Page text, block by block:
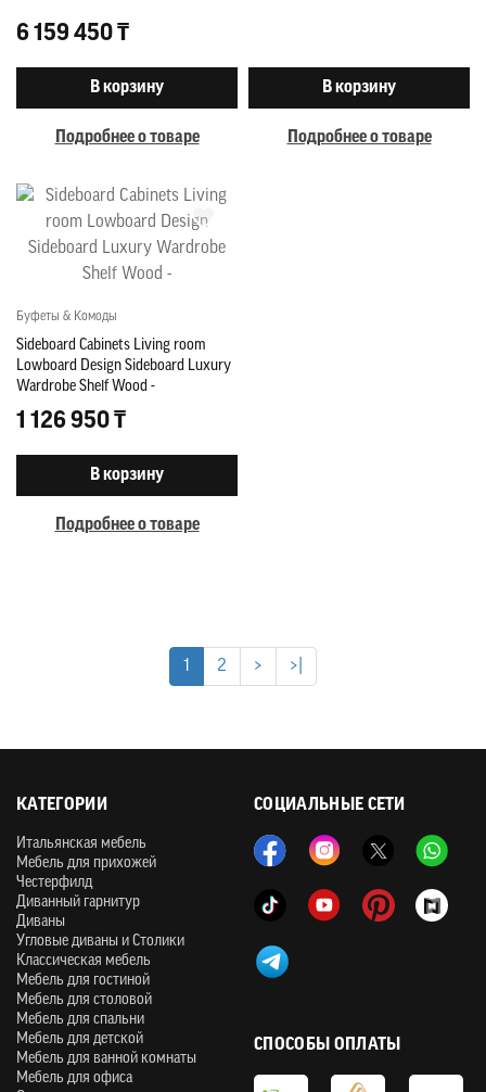
6 159 450 ₸
В корзину
Подробнее о товаре
В корзину
Подробнее о товаре
Буфеты & Комоды
Sideboard Cabinets Living room
Lowboard Design Sideboard Luxury
Wardrobe Shelf Wood -
1 126 950 ₸
В корзину
Подробнее о товаре
1 2 > >|
СОЦИАЛЬНЫЕ СЕТИ
КАТЕГОРИИ
Итальянская мебель
Мебель для прихожей
Честерфилд
Диванный гарнитур
Диваны
Угловые диваны и Столики
Классическая мебель
Мебель для гостиной
Мебель для столовой
Мебель для спальни
Мебель для детской
Мебель для ванной комнаты
Мебель для офиса
СПОСОБЫ ОПЛАТЫ